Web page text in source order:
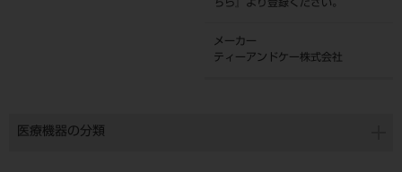
ちら
』より登録ください。
メーカー
ティーアンドケー株式会社
医療機器の分類